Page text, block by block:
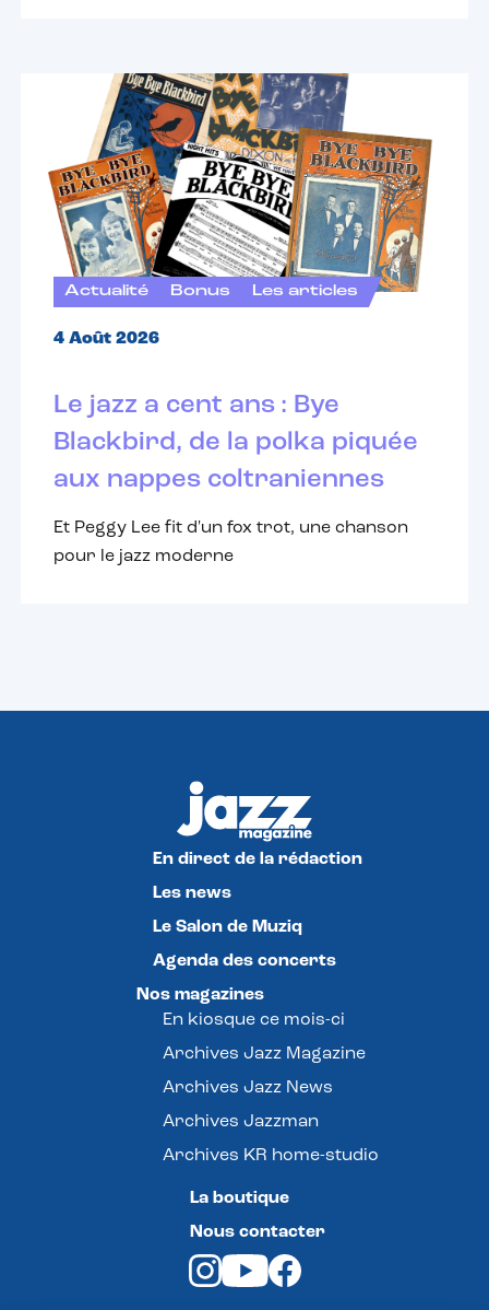
Actualité Bonus Les articles
4 Août 2026
Le jazz a cent ans : Bye
Blackbird, de la polka piquée
aux nappes coltraniennes
Et Peggy Lee fit d'un fox trot, une chanson
pour le jazz moderne
En direct de la rédaction
Les news
Le Salon de Muziq
Agenda des concerts
Nos magazines
En kiosque ce mois-ci
Archives Jazz Magazine
Archives Jazz News
Archives Jazzman
Archives KR home-studio
La boutique
Nous contacter